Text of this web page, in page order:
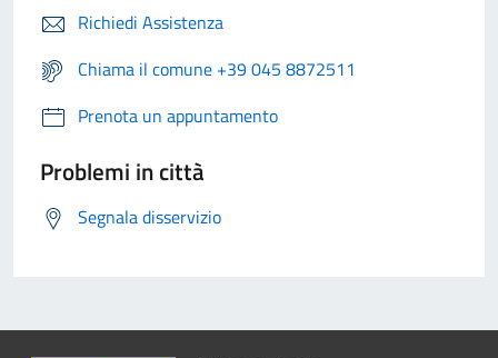
Richiedi Assistenza
Chiama il comune +39 045 8872511
Prenota un appuntamento
Problemi in città
Segnala disservizio